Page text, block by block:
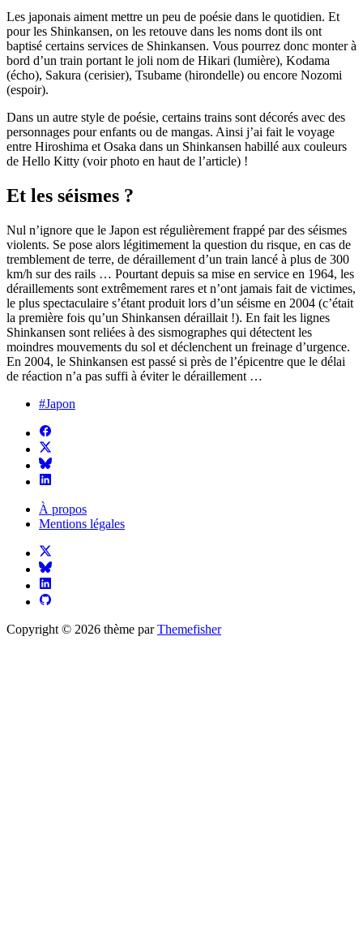
Les japonais aiment mettre un peu de poésie dans le quotidien. Et
pour les Shinkansen, on les retouve dans les noms dont ils ont
baptisé certains services de Shinkansen. Vous pourrez donc monter à
bord d’un train portant le joli nom de Hikari (lumière), Kodama
(écho), Sakura (cerisier), Tsubame (hirondelle) ou encore Nozomi
(espoir).
Dans un autre style de poésie, certains trains sont décorés avec des
personnages pour enfants ou de mangas. Ainsi j’ai fait le voyage
entre Hiroshima et Osaka dans un Shinkansen habillé aux couleurs
de Hello Kitty (voir photo en haut de l’article) !
Et les séismes ?
Nul n’ignore que le Japon est régulièrement frappé par des séismes
violents. Se pose alors légitimement la question du risque, en cas de
tremblement de terre, de déraillement d’un train lancé à plus de 300
km/h sur des rails … Pourtant depuis sa mise en service en 1964, les
déraillements sont extrêmement rares et n’ont jamais fait de victimes,
le plus spectaculaire s’étant produit lors d’un séisme en 2004 (c’était
la première fois qu’un Shinkansen déraillait !). En fait les lignes
Shinkansen sont reliées à des sismographes qui détectent les
moindres mouvements du sol et déclenchent un freinage d’urgence.
En 2004, le Shinkansen est passé si près de l’épicentre que le délai
de réaction n’a pas suffi à éviter le déraillement …
#Japon
À propos
Mentions légales
Copyright © 2026 thème parThemefisher